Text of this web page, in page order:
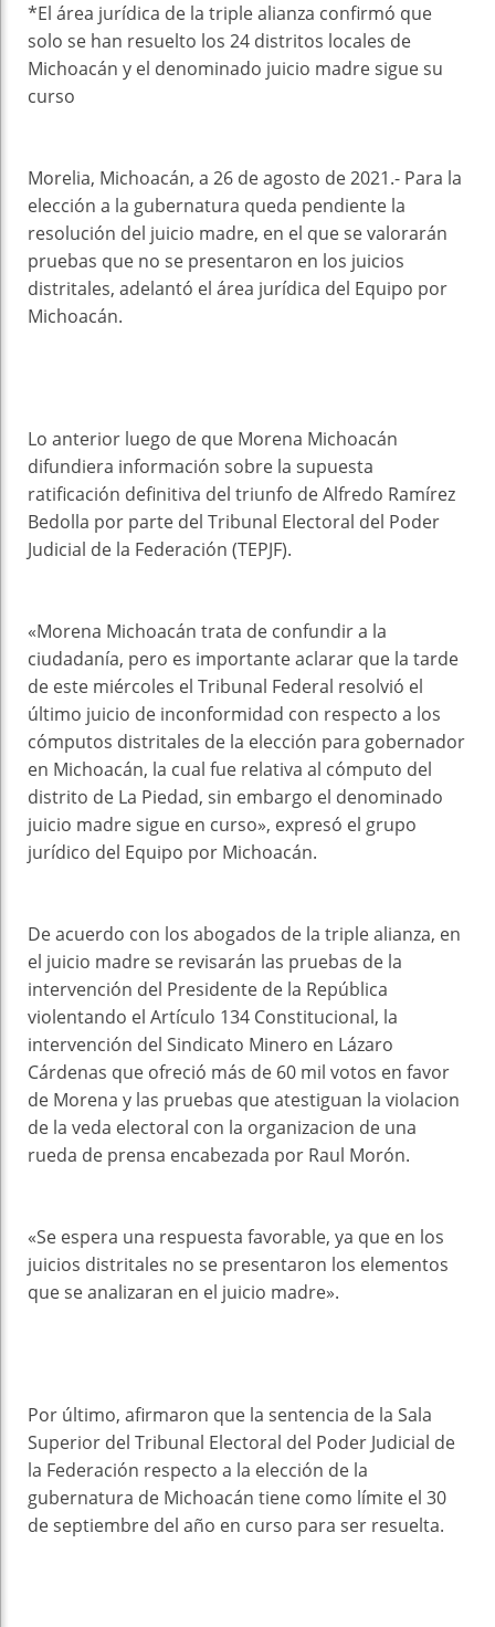
*El área jurídica de la triple alianza confirmó que
solo se han resuelto los 24 distritos locales de
Michoacán y el denominado juicio madre sigue su
curso
Morelia, Michoacán, a 26 de agosto de 2021.- Para la
elección a la gubernatura queda pendiente la
resolución del juicio madre, en el que se valorarán
pruebas que no se presentaron en los juicios
distritales, adelantó el área jurídica del Equipo por
Michoacán.
Lo anterior luego de que Morena Michoacán
difundiera información sobre la supuesta
ratificación definitiva del triunfo de Alfredo Ramírez
Bedolla por parte del Tribunal Electoral del Poder
Judicial de la Federación (TEPJF).
«Morena Michoacán trata de confundir a la
ciudadanía, pero es importante aclarar que la tarde
de este miércoles el Tribunal Federal resolvió el
último juicio de inconformidad con respecto a los
cómputos distritales de la elección para gobernador
en Michoacán, la cual fue relativa al cómputo del
distrito de La Piedad, sin embargo el denominado
juicio madre sigue en curso», expresó el grupo
jurídico del Equipo por Michoacán.
De acuerdo con los abogados de la triple alianza, en
el juicio madre se revisarán las pruebas de la
intervención del Presidente de la República
violentando el Artículo 134 Constitucional, la
intervención del Sindicato Minero en Lázaro
Cárdenas que ofreció más de 60 mil votos en favor
de Morena y las pruebas que atestiguan la violacion
de la veda electoral con la organizacion de una
rueda de prensa encabezada por Raul Morón.
«Se espera una respuesta favorable, ya que en los
juicios distritales no se presentaron los elementos
que se analizaran en el juicio madre».
Por último, afirmaron que la sentencia de la Sala
Superior del Tribunal Electoral del Poder Judicial de
la Federación respecto a la elección de la
gubernatura de Michoacán tiene como límite el 30
de septiembre del año en curso para ser resuelta.